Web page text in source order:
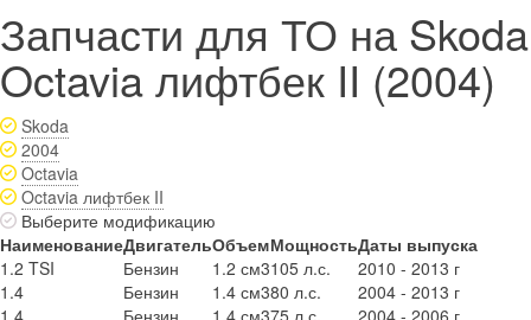
Запчасти для ТО на Skoda
Octavia лифтбек II (2004)
Skoda
2004
Octavia
Octavia лифтбек II
Выберите модификацию
НаименованиеДвигательОбъемМощностьДаты выпуска
1.2 TSI
Бензин 1.2 см3105 л.с.
2010 - 2013 г
1.4
Бензин 1.4 см380 л.с.
2004 - 2013 г
1.4
Бензин 1.4 см375 л.с.
2004 - 2006 г